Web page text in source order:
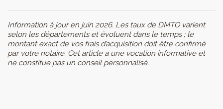
Information à jour en juin 2026. Les taux de DMTO varient
selon les départements et évoluent dans le temps ; le
montant exact de vos frais d’acquisition doit être confirmé
par votre notaire. Cet article a une vocation informative et
ne constitue pas un conseil personnalisé.